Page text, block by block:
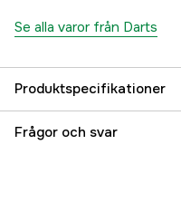
Se alla varor från Darts
Produktspecifikationer
Referensnummer
Frågor och svar